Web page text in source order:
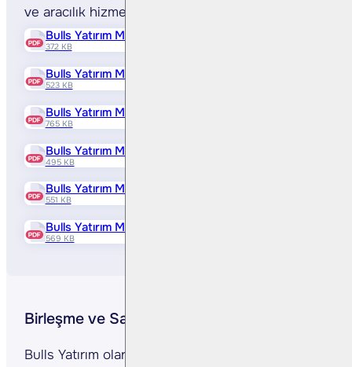
ve aracılık hizmetleri sunmaktadır.
Bulls Yatırım Menkul Değerler A.Ş. Onaylı İhraç Belgesi
372 KB
Bulls Yatırım Menkul Değerler A.Ş. Borçlanma Aracı
523 KB
Bulls Yatırım Menkul Değerler A.Ş. Onaylı İhraç Belgesi
765 KB
Bulls Yatırım Menkul Değerler A.Ş. Borçlanma Aracı
495 KB
Bulls Yatırım Menkul Değerler A.Ş. Onaylı İhraç Belgesi
551 KB
Bulls Yatırım Menkul Değerler A.Ş. Borçlanma Aracı
569 KB
Birleşme ve Satın Alma Danışmanlığı
Bulls Yatırım olarak şirketlerin stratejik büyüme